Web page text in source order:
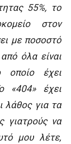
55%, το
στον
με ποσοστό
όλα είναι
οποίο έχει
«404» έχει
λάθος για τα
γιατρούς να
μου λέτε,